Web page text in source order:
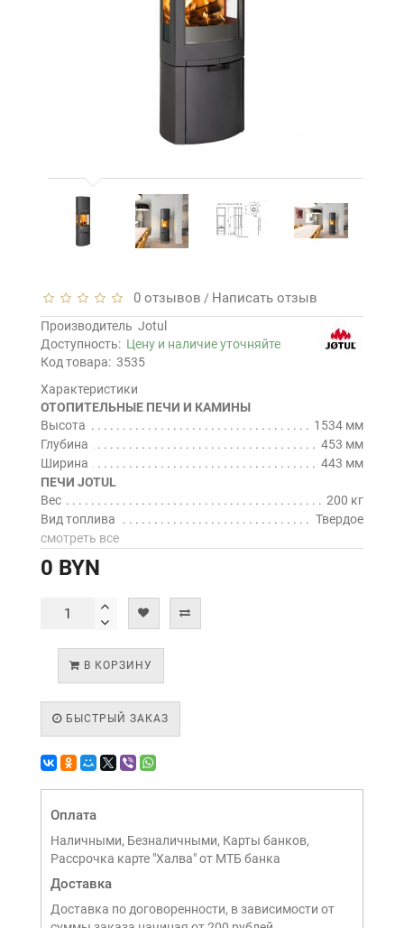
0 отзывов / Написать отзыв
Производитель Jotul
Доступность: Цену и наличие уточняйте
Код товара: 3535
Характеристики
ОТОПИТЕЛЬНЫЕ ПЕЧИ И КАМИНЫ
Высота
1534 мм
Глубина
453 мм
Ширина
443 мм
ПЕЧИ JOTUL
Вес
200 кг
Вид топлива
Твердое
смотреть все
0 BYN
В КОРЗИНУ
БЫСТРЫЙ ЗАКАЗ
Оплата
Наличными, Безналичными, Карты банков,
Рассрочка карте "Халва" от МТБ банка
Доставка
Доставка по договоренности, в зависимости от